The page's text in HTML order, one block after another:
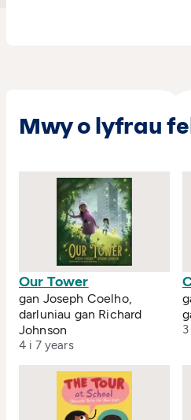
Mwy o lyfrau
Our Tower
gan Joseph Coelho,
darluniau gan Richard
Johnson
4 i 7 years